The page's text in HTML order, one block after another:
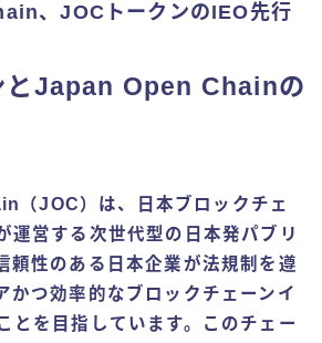
、JOCトークンのIEO先行
とJapan Open Chainの
（JOC）は、日本ブロックチェ
運営する次世代型の日本発パブリ
頼性のある日本企業が法規制を遵
かつ効率的なブロックチェーンイ
とを目指しています。このチェー